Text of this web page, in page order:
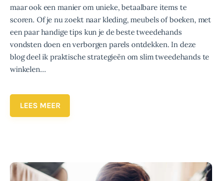
maar ook een manier om unieke, betaalbare items te
scoren. Of je nu zoekt naar kleding, meubels of boeken, met
een paar handige tips kun je de beste tweedehands
vondsten doen en verborgen parels ontdekken. In deze
blog deel ik praktische strategieën om slim tweedehands te
winkelen…
LEES MEER